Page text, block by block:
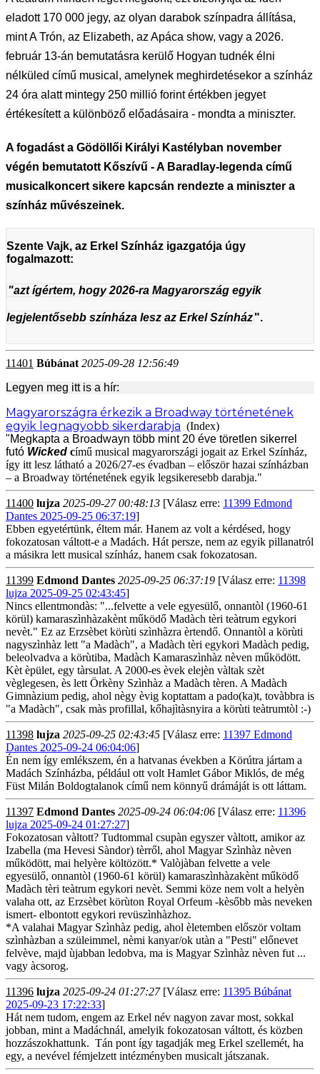
eladott 170 000 jegy, az olyan darabok színpadra állítása,
mint A Trón, az Elizabeth, az Apáca show, vagy a 2026.
február 13-án bemutatásra kerülő Hogyan tudnék élni
nélküled című musical, amelynek meghirdetésekor a színház
24 óra alatt mintegy 250 millió forint értékben jegyet
értékesített a különböző előadásaira - mondta a miniszter.
A fogadást a Gödöllői Királyi Kastélyban november
végén bemutatott Kőszívű - A Baradlay-legenda című
musicalkoncert sikere kapcsán rendezte a miniszter a
színház művészeinek.
Szente Vajk, az Erkel Színház igazgatója úgy
fogalmazott:
"azt ígértem, hogy 2026-ra Magyarország egyik
legjelentősebb színháza lesz az Erkel Színház".
11401 Búbánat 2025-09-28 12:56:49
Legyen meg itt is a hír:
Magyarországra érkezik a Broadway történetének
egyik legnagyobb sikerdarabja (Index)
"Megkapta a Broadwayn több mint 20 éve töretlen sikerrel
futó Wicked című musical magyarországi jogait az Erkel Színház,
így itt lesz látható a 2026/27-es évadban – először hazai színházban
– a Broadway történetének egyik legsikeresebb darabja."
11400 lujza 2025-09-27 00:48:13 [Válasz erre: 11399 Edmond
Dantes 2025-09-25 06:37:19]
Ebben egyetértünk, éltem már. Hanem az volt a kérdésed, hogy
fokozatosan váltott-e a Madách. Hát persze, nem az egyik pillanatról
a másikra lett musical színház, hanem csak fokozatosan.
11399 Edmond Dantes 2025-09-25 06:37:19 [Válasz erre: 11398
lujza 2025-09-25 02:43:45]
Nincs ellentmondàs: "...felvette a vele egyesülő, onnantòl (1960-61
körül) kamaraszìnhàzakènt működő Madàch tèri teàtrum egykori
nevèt." Ez az Erzsèbet körùti szìnhàzra èrtendő. Onnantòl a körùti
nagyszìnhàz lett "a Madàch", a Madàch tèri egykori Madàch pedig,
beleolvadva a körùtiba, Madàch Kamaraszìnhàz nèven működött.
Kèt èpület, egy tàrsulat. A 2000-es èvek elejèn vàltak szèt
vèglegesen, ès lett Örkèny Szìnhàz a Madàch tèren. A Madàch
Gimnàzium pedig, ahol nègy èvig koptattam a pado(ka)t, tovàbbra is
"a Madàch", csak màs profillal, kőhajìtàsnyira a körùti teàtrumtòl :-)
11398 lujza 2025-09-25 02:43:45 [Válasz erre: 11397 Edmond
Dantes 2025-09-24 06:04:06]
Én nem így emlékszem, én a hatvanas években a Körútra jártam a
Madách Színházba, például ott volt Hamlet Gábor Miklós, de még
Füst Milán Boldogtalanok című nem könnyű drámáját is ott láttam.
11397 Edmond Dantes 2025-09-24 06:04:06 [Válasz erre: 11396
lujza 2025-09-24 01:27:27]
Fokozatosan vàltott? Tudtommal csupàn egyszer vàltott, amikor az
Izabella (ma Hevesi Sàndor) tèrről, ahol Magyar Szìnhàz nèven
működött, mai helyère költözött.* Valòjàban felvette a vele
egyesülő, onnantòl (1960-61 körül) kamaraszìnhàzakènt működő
Madàch tèri teàtrum egykori nevèt. Semmi köze nem volt a helyèn
valaha ott, az Erzsèbet körùton Royal Orfeum -kèsőbb màs neveken
ismert- elbontott egykori revüszìnhàzhoz.
*A valahai Magyar Szìnhàz pedig, ahol èletemben először voltam
szìnhàzban a szüleimmel, nèmi kanyar/ok utàn a "Pesti" előnevet
felvève, majd ùjabban ledobva, ma is Magyar Szìnhàz nèven fut ...
vagy àcsorog.
11396 lujza 2025-09-24 01:27:27[Válasz erre: 11395 Búbánat
2025-09-23 17:22:33]
Hát nem tudom, engem az Erkel név nagyon zavar most, sokkal
jobban, mint a Madáchnál, amelyik fokozatosan váltott, és közben
hozzászokhattunk. Tán pont így tagadják meg Erkel szellemét, ha
egy, a nevével fémjelzett intézményben musicalt játszanak.